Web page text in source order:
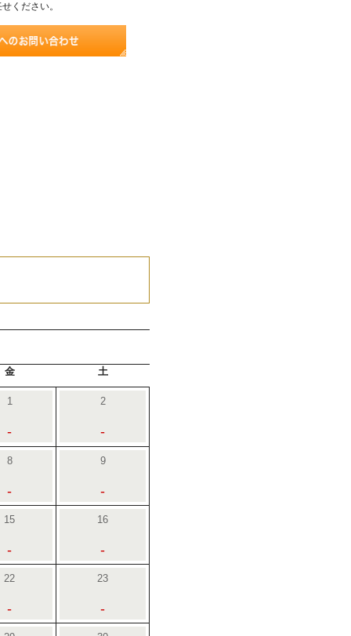
ください。
金 土
1
-
2
-
8
-
9
-
15
-
16
-
22
-
23
-